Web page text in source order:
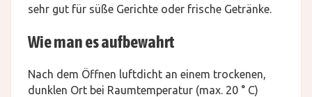
sehr gut für süße Gerichte oder frische Getränke.
Wie man es aufbewahrt
Nach dem Öffnen luftdicht an einem trockenen,
dunklen Ort bei Raumtemperatur (max. 20 ° C)